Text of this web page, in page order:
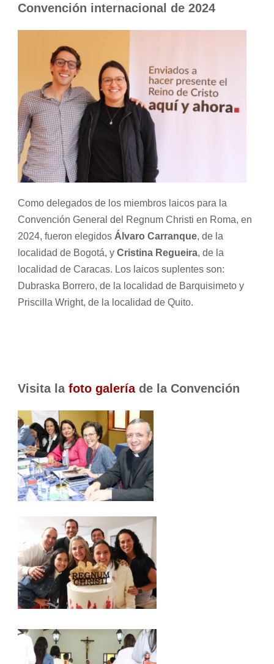
Convención internacional de 2024
Como delegados de los miembros laicos para la
Convención General del Regnum Christi en Roma, en
2024, fueron elegidos Álvaro Carranque, de la
localidad de Bogotá, y Cristina Regueira, de la
localidad de Caracas. Los laicos suplentes son:
Dubraska Borrero, de la localidad de Barquisimeto y
Priscilla Wright, de la localidad de Quito.
Visita la foto galeríade la Convención